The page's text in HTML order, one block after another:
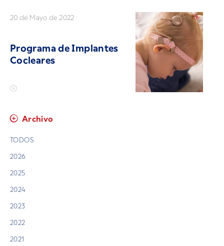
20 de Mayo de 2022
Programa de Implantes
Cocleares
Archivo
TODOS
2026
2025
2024
2023
2022
2021